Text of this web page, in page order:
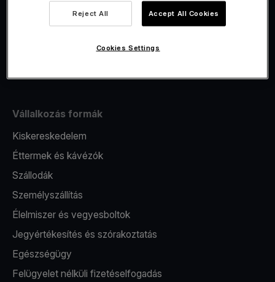
Vállalkozás formák
Kiskereskedelem
Éttermek és kávézók
Szállodák
Személyszállítás
Élelmiszer és vegyesboltok
Jegyértékesítés és szórakoztatás
Egészségügy
Felügyelet nélküli fizetéselfogadás
Reject All Accept All Cookies
Cookies Settings